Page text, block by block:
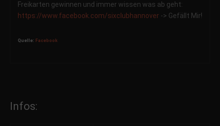
Freikarten gewinnen und immer wissen was ab geht:
https://www.facebook.com/sixclubhannover -> Gefällt Mir!
Quelle: Facebook
Infos: